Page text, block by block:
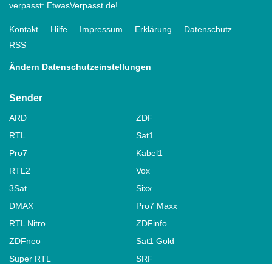
verpasst: EtwasVerpasst.de!
Kontakt Hilfe Impressum Erklärung
Datenschutz
RSS
Ändern Datenschutzeinstellungen
Sender
ARD
ZDF
RTL
Sat1
Pro7
Kabel1
RTL2
Vox
3Sat
Sixx
DMAX
Pro7 Maxx
RTL Nitro
ZDFinfo
ZDFneo
Sat1 Gold
Super RTL
SRF